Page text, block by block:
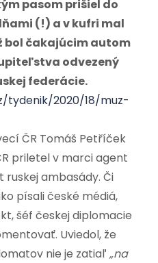
pasom prišiel do
(!) a v kufri mal
bol čakajúcim autom
odvezený
federácie.
tydenik/2020/18/muz-
ČR Tomáš Petříček
priletel v marci agent
ruskej ambasády. Či
písali české médiá,
šéf českej diplomacie
Uviedol, že
nie je zatiaľ „na